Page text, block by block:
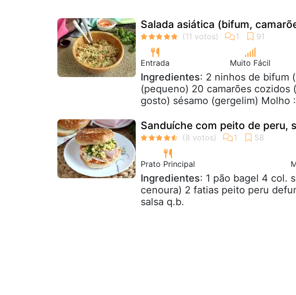
Salada asiática (bifum,
Entrada Muito Fácil
Ingredientes: 2 ninhos de bifum
(pequeno) 20 camarões cozidos
gosto) sésamo (gergelim) Molho
Sanduíche com peito de peru,
Prato Principal
Ingredientes: 1 pão bagel 4 col.
cenoura) 2 fatias peito peru
salsa q.b.